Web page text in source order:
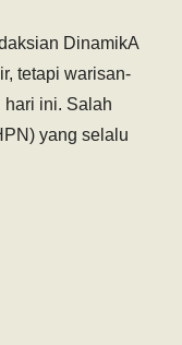
DinamikA
tetapi warisan-
hari ini. Salah
yang selalu